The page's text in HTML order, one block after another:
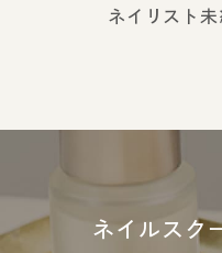
ネイリスト
ネイルスク